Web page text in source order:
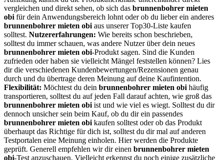
vergleichen und direkt sehen, ob sich das brunnenbohrer mieten
obi für dein Anwendungsbereich lohnt oder ob du lieber ein anderes
brunnenbohrer mieten obi aus unserer Top30-Liste kaufen
solltest. Nutzererfahrungen: Wie bereits schon beschrieben,
solltest du immer schauen, was andere Nutzer über dein neues
brunnenbohrer mieten obi-Produkt sagen. Sind die Kunden
zufrieden oder haben sie vielleicht Mängel feststellen können? Lies
dir die verschiedenen Kundenbewertungen/Rezensionen genau
durch und du übertrage deren Meinung auf deine Kaufintention.
Flexibilität: Möchtest du dein brunnenbohrer mieten obi häufig
transportieren, solltest du auf jeden Fall darauf achten, wie groß das
brunnenbohrer mieten obi ist und wie viel es wiegt. Solltest du dir
dennoch unsicher sein beim Kauf, ob du dir ein passendes
brunnenbohrer mieten obi kaufen solltest oder ob das Produkt
überhaupt das Richtige für dich ist, solltest du dir mal auf anderen
Testportalen eine Meinung einholen. Hier werden die Produkte
geprüft. Generell empfehlen wir dir einen brunnenbohrer mieten
obi-Test anzuschauen. Vielleicht erkennst du noch einige zusätzliche